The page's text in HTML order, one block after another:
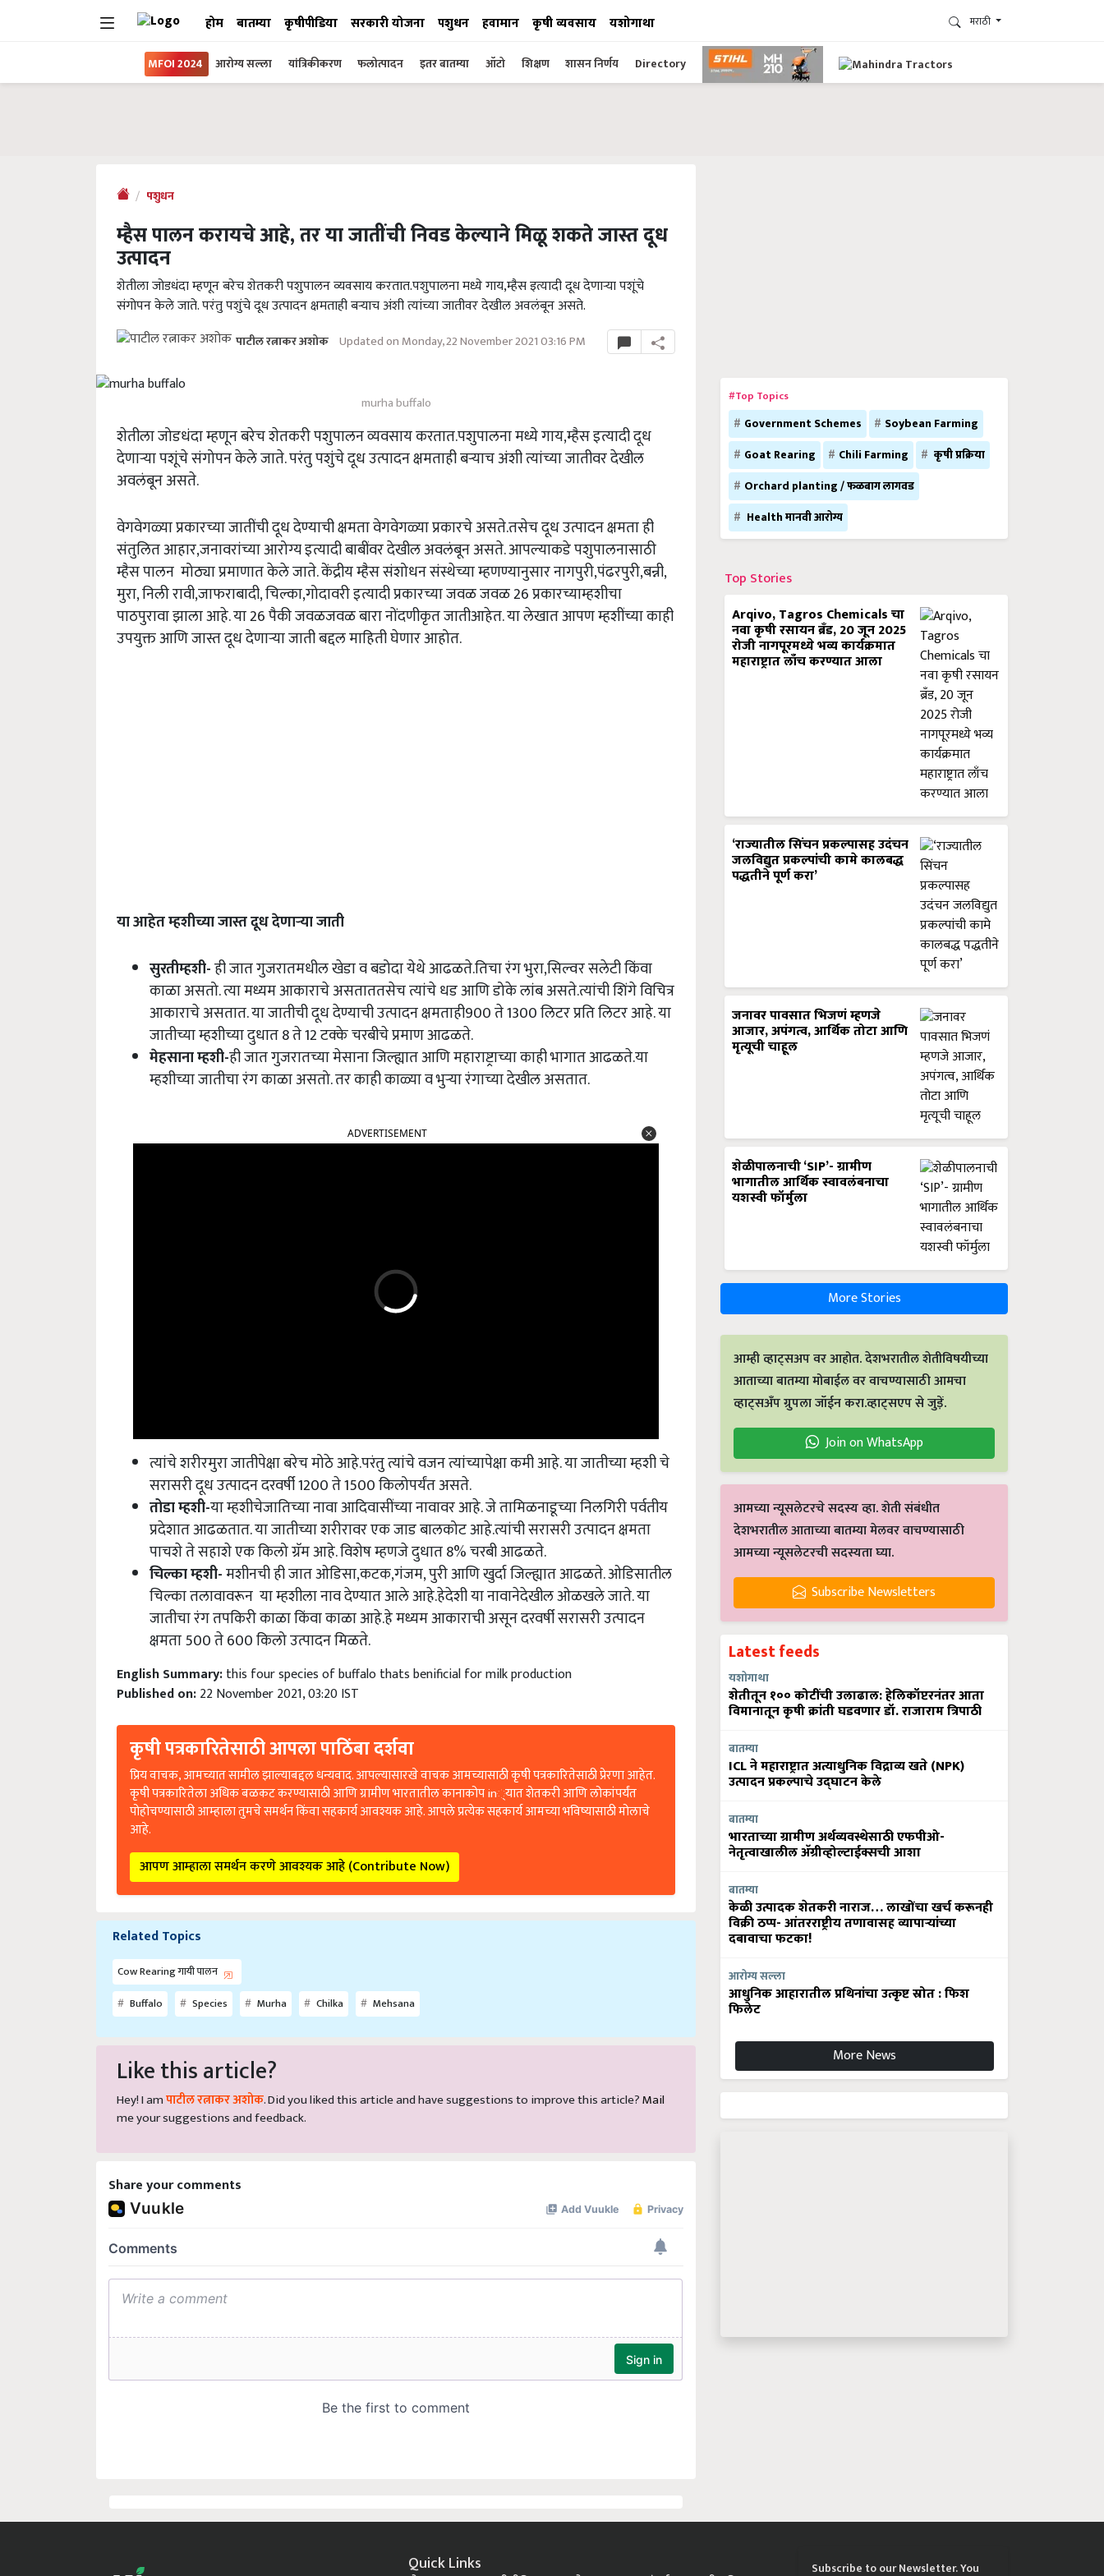
होम बातम्या कृषीपीडिया सरकारी योजना पशुधन हवामान कृषी व्यवसाय यशोगाथा मराठी
MFOI 2024 आरोग्य सल्ला यांत्रिकीकरण फलोत्पादन इतर बातम्या ऑटो शिक्षण शासन निर्णय Directory
पशुधन
म्हैस पालन करायचे आहे, तर या जातींची निवड केल्याने मिळू शकते जास्त दूध
उत्पादन
शेतीला जोडधंदा म्हणून बरेच शेतकरी पशुपालन व्यवसाय करतात.पशुपालना मध्ये गाय,म्हैस इत्यादी दूध देणाऱ्या पशूंचे
संगोपन केले जाते. परंतु पशुंचे दूध उत्पादन क्षमताही बऱ्याच अंशी त्यांच्या जातीवर देखील अवलंबून असते.
पाटील रत्नाकर अशोक Updated on Monday, 22 November 2021 03:16 PM
murha buffalo
शेतीला जोडधंदा म्हणून बरेच शेतकरी पशुपालन व्यवसाय करतात.पशुपालना मध्ये गाय,म्हैस इत्यादी दूध
देणाऱ्या पशूंचे संगोपन केले जाते. परंतु पशुंचे दूध उत्पादन क्षमताही बऱ्याच अंशी त्यांच्या जातीवर देखील
अवलंबून असते.
वेगवेगळ्या प्रकारच्या जातींची दूध देण्याची क्षमता वेगवेगळ्या प्रकारचे असते.तसेच दूध उत्पादन क्षमता ही
संतुलित आहार,जनावरांच्या आरोग्य इत्यादी बाबींवर देखील अवलंबून असते. आपल्याकडे पशुपालनासाठी
म्हैस पालन मोठ्या प्रमाणात केले जाते. केंद्रीय म्हैस संशोधन संस्थेच्या म्हणण्यानुसार नागपुरी,पंढरपुरी,बन्नी,
मुरा, निली रावी,जाफराबादी, चिल्का,गोदावरी इत्यादी प्रकारच्या जवळ जवळ 26 प्रकारच्याम्हशीचा
पाठपुरावा झाला आहे. या 26 पैकी जवळजवळ बारा नोंदणीकृत जातीआहेत. या लेखात आपण म्हशींच्या काही
उपयुक्त आणि जास्त दूध देणाऱ्या जाती बद्दल माहिती घेणार आहोत.
या आहेत म्हशीच्या जास्त दूध देणाऱ्या जाती
सुरतीम्हशी-ही जात गुजरातमधील खेडा व बडोदा येथे आढळते.तिचा रंग भुरा,सिल्वर सलेटी किंवा
काळा असतो. त्या मध्यम आकाराचे असताततसेच त्यांचे धड आणि डोके लांब असते.त्यांची शिंगे विचित्र
आकाराचे असतात. या जातीची दूध देण्याची उत्पादन क्षमताही900 ते 1300 लिटर प्रति लिटर आहे. या
जातीच्या म्हशीच्या दुधात 8 ते 12 टक्के चरबीचे प्रमाण आढळते.
मेहसाना म्हशी-ही जात गुजरातच्या मेसाना जिल्ह्यात आणि महाराष्ट्राच्या काही भागात आढळते.या
म्हशीच्या जातीचा रंग काळा असतो. तर काही काळ्या व भुऱ्या रंगाच्या देखील असतात.
त्यांचे शरीरमुरा जातीपेक्षा बरेच मोठे आहे.परंतु त्यांचे वजन त्यांच्यापेक्षा कमी आहे. या जातीच्या म्हशी चे
सरासरी दूध उत्पादन दरवर्षी 1200 ते 1500 किलोपर्यंत असते.
तोडा म्हशी-या म्हशीचेजातिच्या नावा आदिवासींच्या नावावर आहे. जे तामिळनाडूच्या निलगिरी पर्वतीय
प्रदेशात आढळतात. या जातीच्या शरीरावर एक जाड बालकोट आहे.त्यांची सरासरी उत्पादन क्षमता
पाचशे ते सहाशे एक किलो ग्रॅम आहे. विशेष म्हणजे दुधात 8% चरबी आढळते.
चिल्का म्हशी-मशीनची ही जात ओडिसा,कटक,गंजम, पुरी आणि खुर्दा जिल्ह्यात आढळते. ओडिसातील
चिल्का तलावावरून या म्हशीला नाव देण्यात आले आहे.हेदेशी या नावानेदेखील ओळखले जाते. या
जातीचा रंग तपकिरी काळा किंवा काळा आहे.हे मध्यम आकाराची असून दरवर्षी सरासरी उत्पादन
क्षमता 500 ते 600 किलो उत्पादन मिळते.
Published on:22 November 2021, 03:20 IST
कृषी पत्रकारितेसाठी आपला पाठिंबा दर्शवा
प्रिय वाचक, आमच्यात सामील झाल्याबद्दल धन्यवाद. आपल्यासारखे वाचक आमच्यासाठी कृषी पत्रकारितेसाठी प्रेरणा आहेत.
कृषी पत्रकारितेला अधिक बळकट करण्यासाठी आणि ग्रामीण भारतातील कानाकोप in्यात शेतकरी आणि लोकांपर्यंत
पोहोचण्यासाठी आम्हाला तुमचे समर्थन किंवा सहकार्य आवश्यक आहे. आपले प्रत्येक सहकार्य आमच्या भविष्यासाठी मोलाचे
आहे.
आपण आम्हाला समर्थन करणे आवश्यक आहे (Contribute Now)
Related Topics
Buffalo
Species
Like this article?
Hey! I amपाटील रत्नाकर अशोक. Did you liked this article and have suggestions to improve this article?
me your suggestions and feedback.
#Top Topics
Government Schemes
Soybean Farming
Goat Rearing
Chili Farming
कृषी प्रक्रिया
Orchard planting / फळबाग लागवड
Health मानवी आरोग्य
Top Stories
Arqivo, Tagros Chemicals चा
नवा कृषी रसायन ब्रँड, 20 जून 2025
रोजी नागपूरमध्ये भव्य कार्यक्रमात
महाराष्ट्रात लाँच करण्यात आला
‘राज्यातील सिंचन प्रकल्पासह उदंचन
जलविद्युत प्रकल्पांची कामे कालबद्ध
पद्धतीने पूर्ण करा’
जनावर पावसात भिजणं म्हणजे
आजार, अपंगत्व, आर्थिक तोटा आणि
मृत्यूची चाहूल
शेळीपालनाची ‘SIP’- ग्रामीण
भागातील आर्थिक स्वावलंबनाचा
यशस्वी फॉर्मुला
More Stories
आम्ही व्हाट्सअप वर आहोत. देशभरातील शेतीविषयीच्या
आताच्या बातम्या मोबाईल वर वाचण्यासाठी आमचा
व्हाट्सअँप ग्रुपला जॉईन करा.व्हाट्सएप से जुड़ें.
Join on WhatsApp
आमच्या न्यूसलेटरचे सदस्य व्हा. शेती संबंधीत
देशभरातील आताच्या बातम्या मेलवर वाचण्यासाठी
आमच्या न्यूसलेटरची सदस्यता घ्या.
Subscribe Newsletters
Latest feeds
यशोगाथा
शेतीतून १०० कोटींची उलाढाल: हेलिकॉप्टरनंतर आता
विमानातून कृषी क्रांती घडवणार डॉ. राजाराम त्रिपाठी
बातम्या
ICL ने महाराष्ट्रात अत्याधुनिक विद्राव्य खते (NPK)
उत्पादन प्रकल्पाचे उद्घाटन केले
बातम्या
भारताच्या ग्रामीण अर्थव्यवस्थेसाठी एफपीओ-
नेतृत्वाखालील अ‍ॅग्रीव्होल्टाईक्सची आशा
बातम्या
केळी उत्पादक शेतकरी नाराज… लाखोंचा खर्च करूनही
विक्री ठप्प- आंतरराष्ट्रीय तणावासह व्यापाऱ्यांच्या
दबावाचा फटका!
आरोग्य सल्ला
आधुनिक आहारातील प्रथिनांचा उत्कृष्ट स्रोत : फिश
फिलेट
More News
होम बातम्या
choose the topics of your interest